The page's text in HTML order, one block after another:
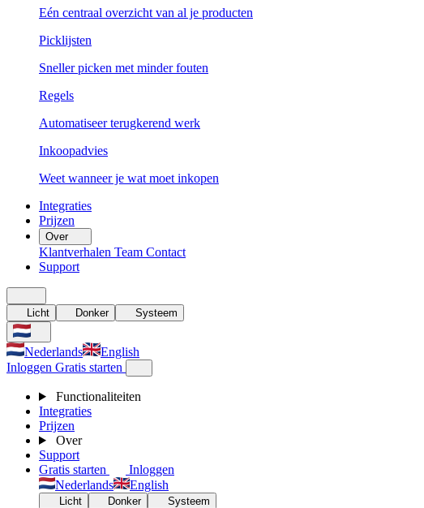
Eén centraal overzicht van al je producten
Picklijsten
Sneller picken met minder fouten
Regels
Automatiseer terugkerend werk
Inkoopadvies
Weet wanneer je wat moet inkopen
Integraties
Prijzen
Over
Klantverhalen Team Contact
Support
Licht Donker Systeem
Nederlands
English
Inloggen Gratis starten
Functionaliteiten
Integraties
Prijzen
Over
Support
Gratis starten
Inloggen
Nederlands
English
Licht Donker Systeem